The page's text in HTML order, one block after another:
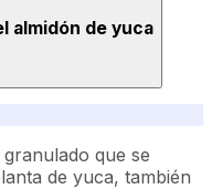
almidón de yuca
que se
de yuca, también